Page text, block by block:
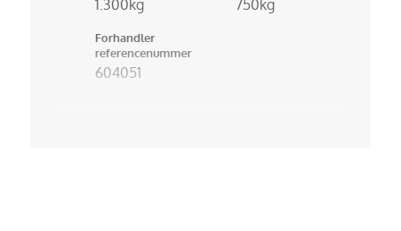
1.300kg 750kg
Forhandler
referencenummer
604051